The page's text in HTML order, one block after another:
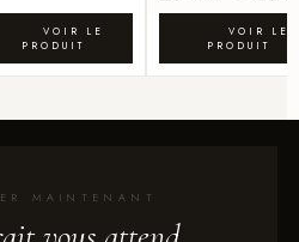
MAINTENANT